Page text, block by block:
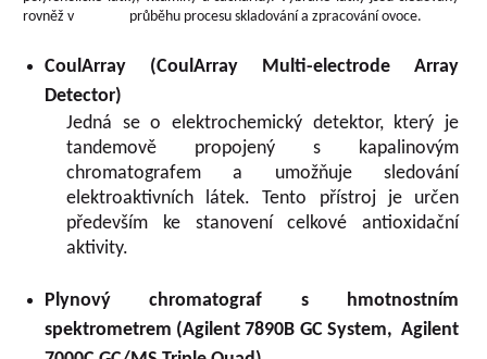
rovněž v průběhu procesu skladování a zpracování ovoce.
CoulArray (CoulArray Multi-electrode Array
Detector)
Jedná se o elektrochemický detektor, který je
tandemově propojený s kapalinovým
chromatografem a umožňuje sledování
elektroaktivních látek. Tento přístroj je určen
především ke stanovení celkové antioxidační
aktivity.
Plynový chromatograf s hmotnostním
spektrometrem (Agilent 7890B GC System, Agilent